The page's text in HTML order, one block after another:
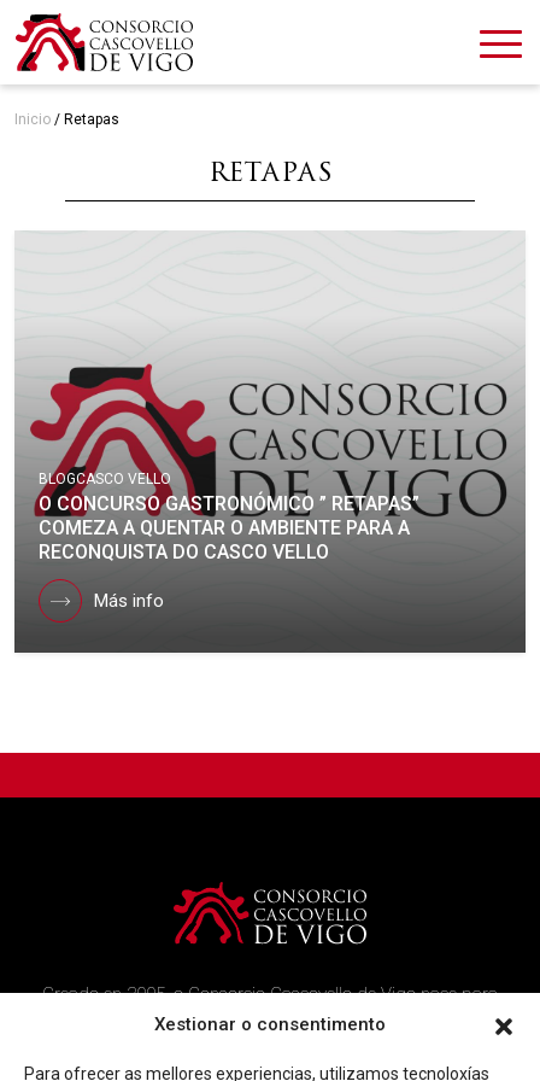
Xestionar o consentimento
Para ofrecer as mellores experiencias, utilizamos tecnoloxías
Inicio / Retapas
RETAPAS
BLOGCASCO VELLO
O CONCURSO GASTRONÓMICO ” RETAPAS”
COMEZA A QUENTAR O AMBIENTE PARA A
RECONQUISTA DO CASCO VELLO
Más info
Creado en 2005, o Consorcio Cascovello de Vigo nace para
atender aos veciños do casco histórico, creando un ambicioso